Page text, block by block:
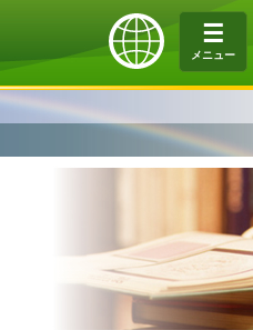
☰
メニュー